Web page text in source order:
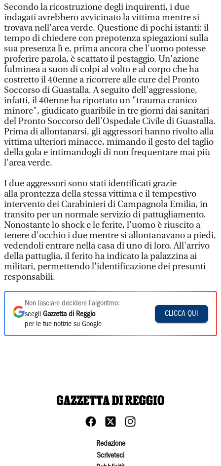
Secondo la ricostruzione degli inquirenti, i due
indagati avrebbero avvicinato la vittima mentre si
trovava nell'area verde. Questione di pochi istanti: il
tempo di chiedere con prepotenza spiegazioni sulla
sua presenza lì e, prima ancora che l'uomo potesse
proferire parola, è scattato il pestaggio. Un'azione
fulminea a suon di colpi al volto e al corpo che ha
costretto il 40enne a ricorrere alle cure del Pronto
Soccorso di Guastalla. A seguito dell'aggressione,
infatti, il 40enne ha riportato un "trauma cranico
minore", giudicato guaribile in tre giorni dai sanitari
del Pronto Soccorso dell’Ospedale Civile di Guastalla.
Prima di allontanarsi, gli aggressori hanno rivolto alla
vittima ulteriori minacce, mimando il gesto del taglio
della gola e intimandogli di non frequentare mai più
l'area verde.
I due aggressori sono stati identificati grazie
alla prontezza della stessa vittima e il tempestivo
intervento dei Carabinieri di Campagnola Emilia, in
transito per un normale servizio di pattugliamento.
Nonostante lo shock e le ferite, l'uomo è riuscito a
tenere d'occhio i due mentre si allontanavano a piedi,
vedendoli entrare nella casa di uno di loro. All'arrivo
della pattuglia, il ferito ha indicato la palazzina ai
militari, permettendo l'identificazione dei presunti
responsabili.
Non lasciare decidere l'algoritmo:
scegli Gazzetta di Reggio
per le tue notizie su Google
CLICCA QUI
Redazione
Scriveteci